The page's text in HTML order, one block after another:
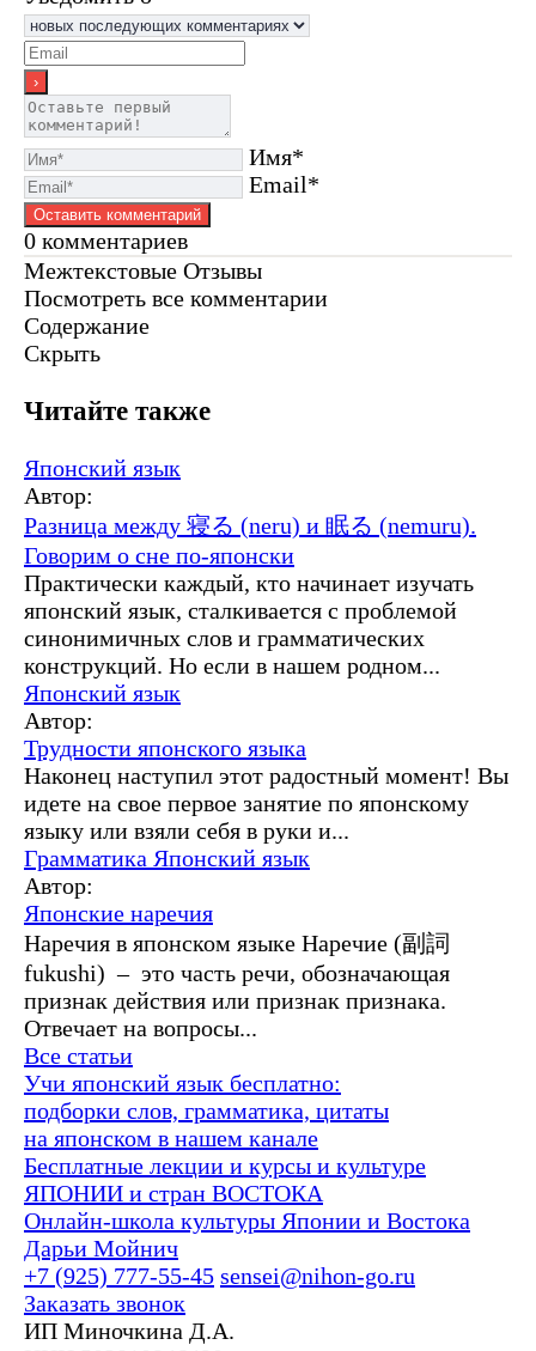
Имя*
Email*
0 комментариев
Межтекстовые Отзывы
Посмотреть все комментарии
Содержание
Скрыть
Читайте также
Японский язык
Автор:
Разница между 寝る (neru) и 眠る (nemuru).
Говорим о сне по-японски
Практически каждый, кто начинает изучать
японский язык, сталкивается с проблемой
синонимичных слов и грамматических
конструкций. Но если в нашем родном...
Японский язык
Автор:
Трудности японского языка
Наконец наступил этот радостный момент! Вы
идете на свое первое занятие по японскому
языку или взяли себя в руки и...
Грамматика Японский язык
Автор:
Японские наречия
Наречия в японском языке Наречие (副詞
fukushi) – это часть речи, обозначающая
признак действия или признак признака.
Отвечает на вопросы...
Все статьи
Учи японский язык бесплатно:
подборки слов, грамматика, цитаты
на японском в нашем канале
Бесплатные лекции и курсы и культуре
ЯПОНИИ и стран ВОСТОКА
Онлайн-школа культуры Японии и Востока
Дарьи Мойнич
+7 (925) 777-55-45 sensei@nihon-go.ru
Заказать звонок
ИП Миночкина Д.А.